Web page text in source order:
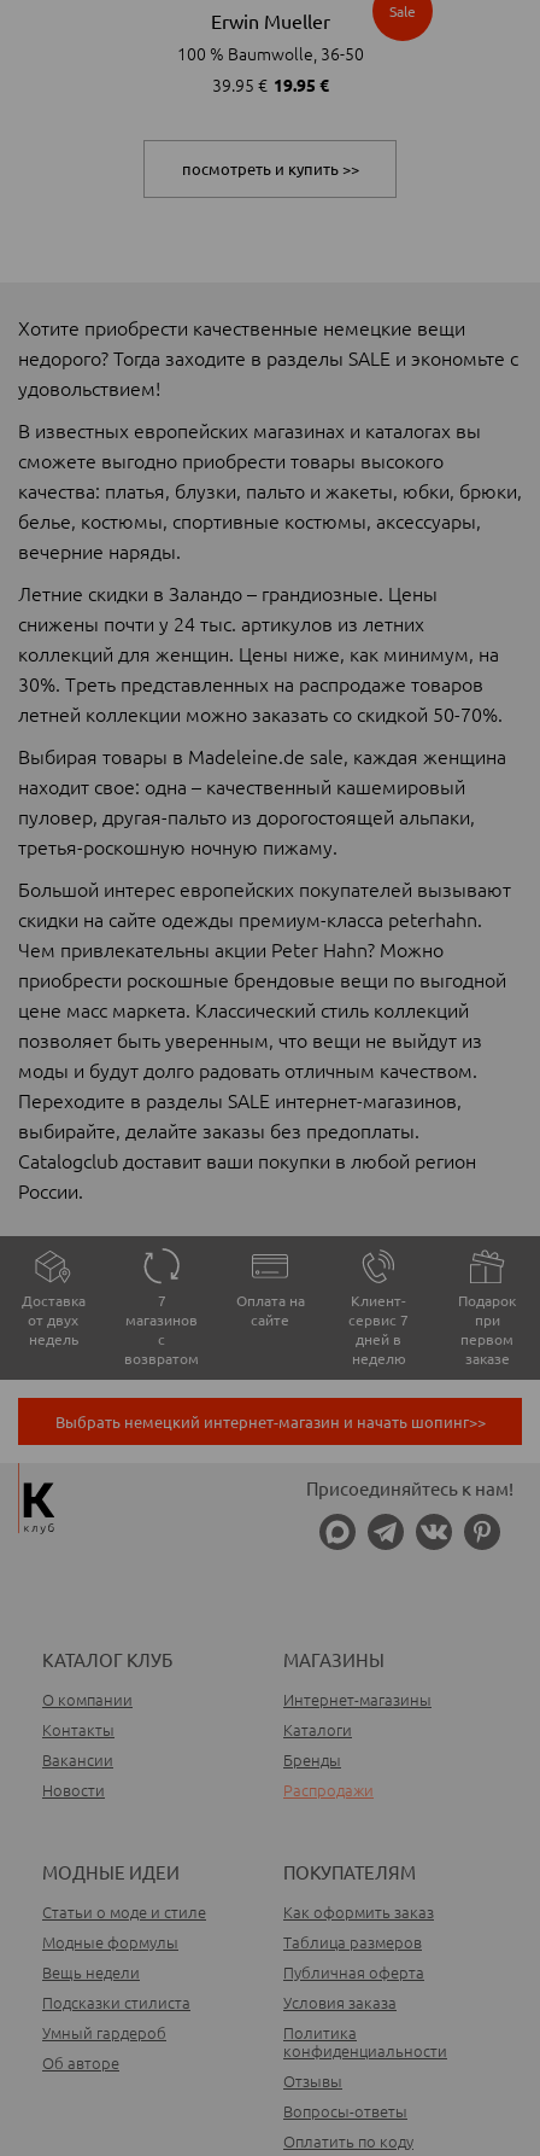
Erwin Mueller
100 % Baumwolle, 36-50
39.95 € 19.95 €
посмотреть и купить >>
Sale
Хотите приобрести качественные немецкие вещи
недорого? Тогда заходите в разделы SALE и экономьте с
удовольствием!
В известных европейских магазинах и каталогах вы
сможете выгодно приобрести товары высокого
качества: платья, блузки, пальто и жакеты, юбки, брюки,
белье, костюмы, спортивные костюмы, аксессуары,
вечерние наряды.
Летние скидки в Заландо – грандиозные. Цены
снижены почти у 24 тыс. артикулов из летних
коллекций для женщин. Цены ниже, как минимум, на
30%. Треть представленных на распродаже товаров
летней коллекции можно заказать со скидкой 50-70%.
Выбирая товары в Madeleine.de sale, каждая женщина
находит свое: одна – качественный кашемировый
пуловер, другая-пальто из дорогостоящей альпаки,
третья-роскошную ночную пижаму.
Большой интерес европейских покупателей вызывают
скидки на сайте одежды премиум-класса peterhahn.
Чем привлекательны акции Peter Hahn? Можно
приобрести роскошные брендовые вещи по выгодной
цене масс маркета. Классический стиль коллекций
позволяет быть уверенным, что вещи не выйдут из
моды и будут долго радовать отличным качеством.
Переходите в разделы SALE интернет-магазинов,
выбирайте, делайте заказы без предоплаты.
Catalogclub доставит ваши покупки в любой регион
России.
Доставка
от двух
недель
7
магазинов
с
возвратом
Оплата на
сайте
Клиент-
сервис 7
дней в
неделю
Подарок
при
первом
заказе
Выбрать немецкий интернет-магазин и начать шопинг>>
Присоединяйтесь к нам!
КАТАЛОГ КЛУБ
О компании
Контакты
Вакансии
Новости
ПОКУПАТЕЛЯМ
Как оформить заказ
Таблица размеров
Публичная оферта
Условия заказа
Политика
конфиденциальности
Отзывы
Вопросы-ответы
Оплатить по коду
МАГАЗИНЫ
Интернет-магазины
Каталоги
Бренды
Распродажи
МОДНЫЕ ИДЕИ
Статьи о моде и стиле
Модные формулы
Вещь недели
Подсказки стилиста
Умный гардероб
Об авторе